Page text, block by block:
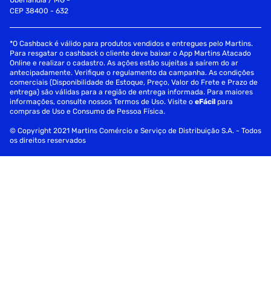
CEP 38400 - 632
*O Cashback é válido para produtos vendidos e entregues pelo Martins.
Para resgatar o cashback o cliente deve baixar o App Martins Atacado
Online e realizar o cadastro. As ações estão sujeitas a saírem do ar
antecipadamente. Verifique o regulamento da campanha. As condições
comerciais (Disponibilidade de Estoque, Preço, Valor do Frete e Prazo de
entrega) são válidas para a região de entrega informada. Para maiores
informações, consulte nossos Termos de Uso. Visite oeFácil para
compras de Uso e Consumo de Pessoa Física.
© Copyright 2021 Martins Comércio e Serviço de Distribuição S.A. - Todos
os direitos reservados